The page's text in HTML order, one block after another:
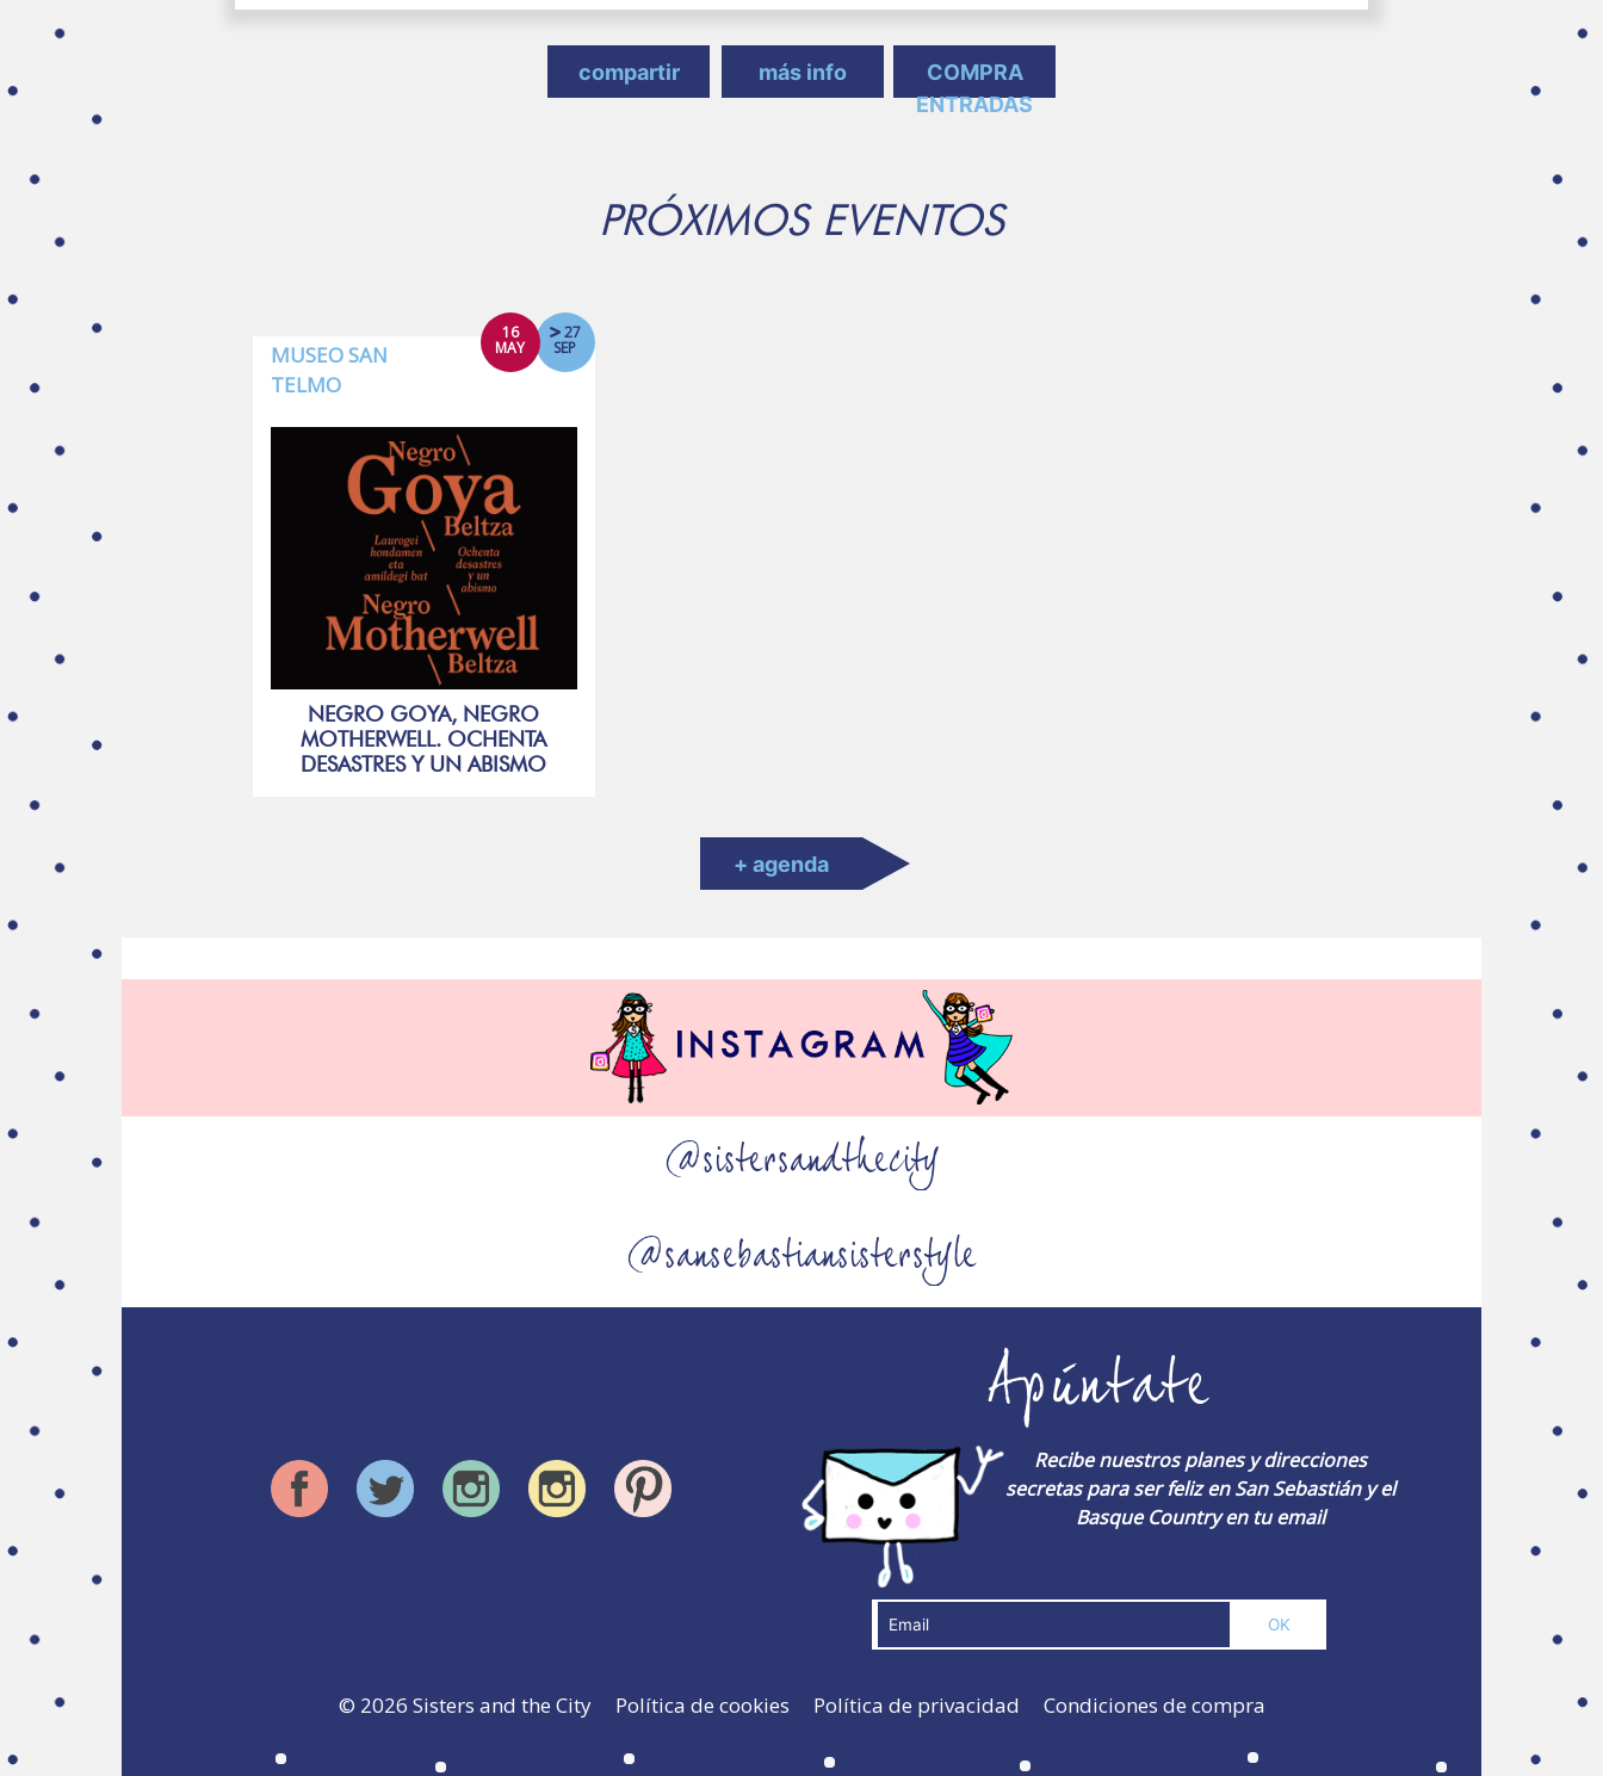
compartir más info
COMPRA
ENTRADAS
PRÓXIMOS EVENTOS
16
MAY
27
SEP
MUSEO SAN
TELMO
NEGRO GOYA, NEGRO
MOTHERWELL. OCHENTA
DESASTRES Y UN ABISMO
+ agenda
@sistersandthecity
@sansebastiansisterstyle
Apúntate
Recibe nuestros planes y direcciones
secretas para ser feliz en San Sebastián y el
Basque Country en tu email
© 2026 Sisters and the City Política de cookies Política de privacidad Condiciones de compra